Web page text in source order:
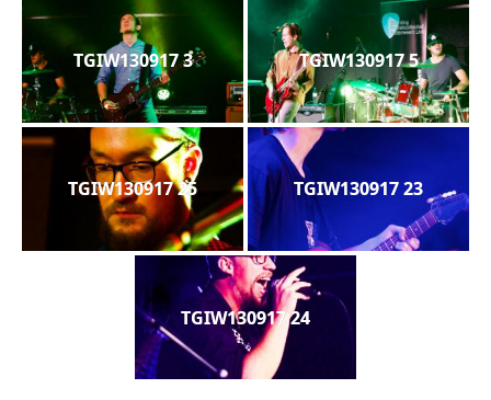
TGIW130917 3 TGIW130917 5
TGIW130917 25 TGIW130917 23
TGIW130917 24